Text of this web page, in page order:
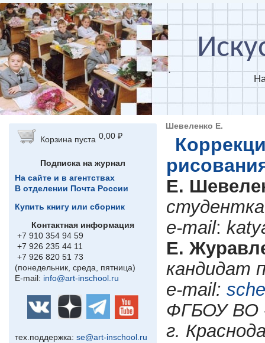
Перейти к основному содержанию
Корзина пуста 0,00 ₽
Подписка на журнал
На сайте и в агентствах
В отделении Почта России
Купить книгу или сборник
Контактная информация
+7 910 354 94 59
+7 926 235 44 11
+7 926 820 51 73
(понедельник, среда, пятница)
E-mail: info@art-inschool.ru
тех.поддержка: se@art-inschool.ru
Шевеленко Е.
Е.
e-mail:
Е.
кандидат
e-mail:
ФГБОУ ВО
г.